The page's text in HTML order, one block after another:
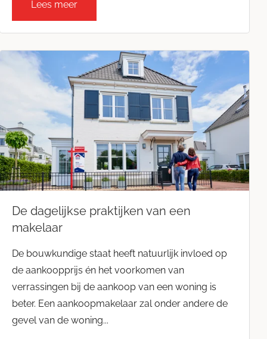
Lees meer
De dagelijkse praktijken van een
makelaar
De bouwkundige staat heeft natuurlijk invloed op
de aankoopprijs én het voorkomen van
verrassingen bij de aankoop van een woning is
beter. Een aankoopmakelaar zal onder andere de
gevel van de woning...